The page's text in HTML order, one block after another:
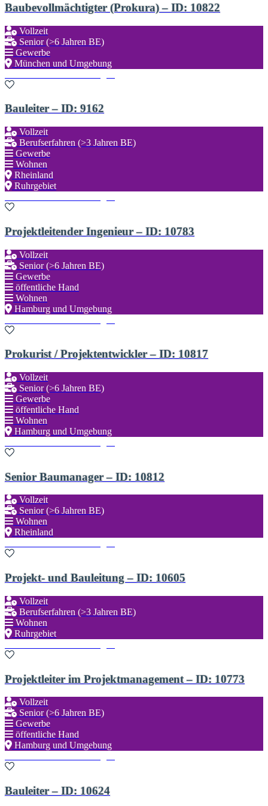
Baubevollmächtigter (Prokura) – ID: 10822
Vollzeit
Senior (>6 Jahren BE)
Gewerbe
München und Umgebung
Bauleiter – ID: 9162
Vollzeit
Berufserfahren (>3 Jahren BE)
Gewerbe
Wohnen
Rheinland
Ruhrgebiet
Projektleitender Ingenieur – ID: 10783
Vollzeit
Senior (>6 Jahren BE)
Gewerbe
öffentliche Hand
Wohnen
Hamburg und Umgebung
Prokurist / Projektentwickler – ID: 10817
Vollzeit
Senior (>6 Jahren BE)
Gewerbe
öffentliche Hand
Wohnen
Hamburg und Umgebung
Senior Baumanager – ID: 10812
Vollzeit
Senior (>6 Jahren BE)
Wohnen
Rheinland
Projekt- und Bauleitung – ID: 10605
Vollzeit
Berufserfahren (>3 Jahren BE)
Wohnen
Ruhrgebiet
Projektleiter im Projektmanagement – ID: 10773
Vollzeit
Senior (>6 Jahren BE)
Gewerbe
öffentliche Hand
Hamburg und Umgebung
Bauleiter – ID: 10624